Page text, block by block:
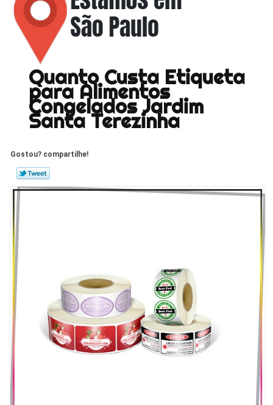
Quanto Custa Etiqueta
para Alimentos
Congelados Jardim
Santa Terezinha
Gostou? compartilhe!